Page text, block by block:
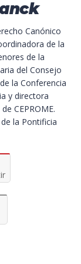
Canónico
de la
de la
del Consejo
la Conferencia
y directora
CEPROME.
la Pontificia